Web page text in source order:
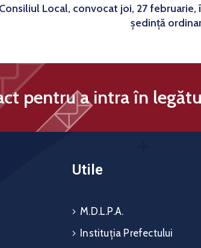
Consiliul Local, convocat joi, 27 februarie,
ședință
pentru a intra în
Utile
M.D.L.P.A.
Instituția Prefectului